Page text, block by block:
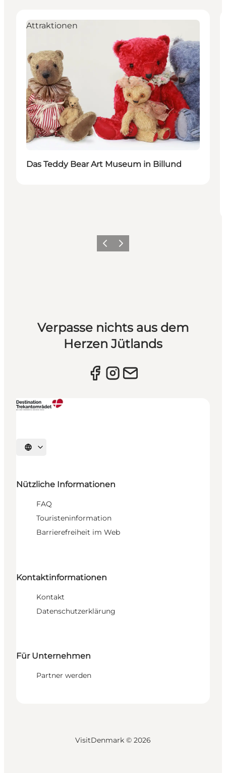
Attraktionen
Das Teddy Bear Art Museum in Billund
Vorherige Folie
Nächste Folie
Verpasse nichts aus dem
Herzen Jütlands
Sprache auswählen
Nützliche Informationen
FAQ
Touristeninformation
Barrierefreiheit im Web
Kontaktinformationen
Kontakt
Datenschutzerklärung
Für Unternehmen
Partner werden
VisitDenmark © 2026